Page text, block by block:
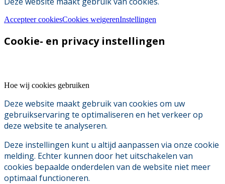
Accepteer cookiesCookies weigerenInstellingen
Cookie- en privacy instellingen
Hoe wij cookies gebruiken
Deze website maakt gebruik van cookies om uw
gebruikservaring te optimaliseren en het verkeer op
deze website te analyseren.
Deze instellingen kunt u altijd aanpassen via onze cookie
melding. Echter kunnen door het uitschakelen van
cookies bepaalde onderdelen van de website niet meer
optimaal functioneren.